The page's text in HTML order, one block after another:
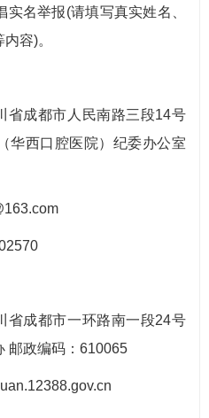
名举报(请填写真实姓名、
容)。
成都市人民南路三段14号
华西口腔医院）纪委办公室
成都市一环路南一段24号
邮政编码：610065